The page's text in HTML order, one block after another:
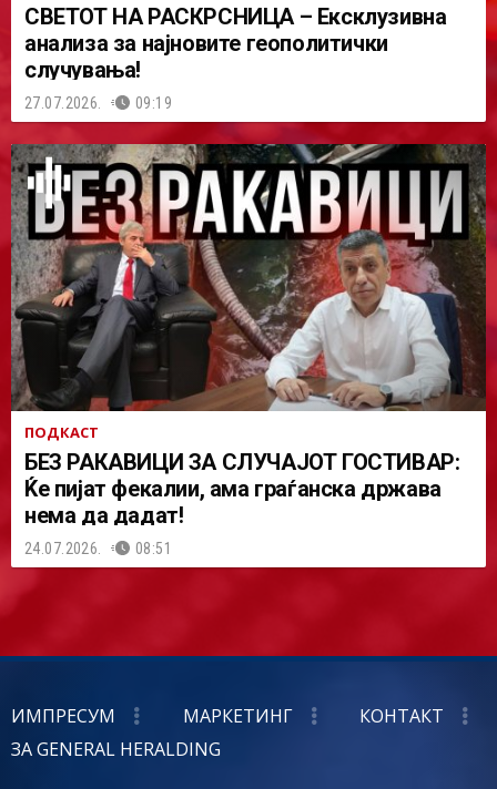
СВЕТОТ НА РАСКРСНИЦА – Ексклузивна
анализа за најновите геополитички
случувања!
27.07.2026. 09:19
ПОДКАСТ
БЕЗ РАКАВИЦИ ЗА СЛУЧАЈОТ ГОСТИВАР:
Ќе пијат фекалии, ама граѓанска држава
нема да дадат!
24.07.2026. 08:51
ИМПРЕСУМ МАРКЕТИНГ
КОНТАКТ
ЗА GENERAL HERALDING